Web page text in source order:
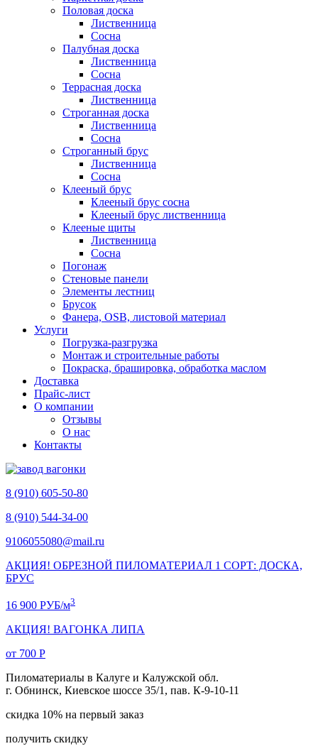
Половая доска
Лиственница
Сосна
Палубная доска
Лиственница
Сосна
Террасная доска
Лиственница
Строганная доска
Лиственница
Сосна
Строганный брус
Лиственница
Сосна
Клееный брус
Клееный брус сосна
Клееный брус лиственница
Клееные щиты
Лиственница
Сосна
Погонаж
Стеновые панели
Элементы лестниц
Брусок
Фанера, OSB, листовой материал
Услуги
Погрузка-разгрузка
Монтаж и строительные работы
Покраска, брашировка, обработка маслом
Доставка
Прайс-лист
О компании
Отзывы
О нас
Контакты
8 (910) 605-50-80
8 (910) 544-34-00
9106055080@mail.ru
АКЦИЯ! ОБРЕЗНОЙ ПИЛОМАТЕРИАЛ 1 СОРТ: ДОСКА,
БРУС
16 900 РУБ/м3
АКЦИЯ! ВАГОНКА ЛИПА
от 700 Р
Пиломатериалы в Калуге и Калужской обл.
г. Обнинск, Киевское шоссе 35/1, пав. К-9-10-11
скидка 10% на первый заказ
получить скидку